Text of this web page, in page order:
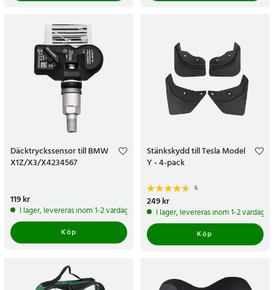
Däcktryckssensor till BMW
X1Z/X3/X4234567
Pris:119 kr
119 kr
I lager, levereras inom 1-2 vardagar
Köp
Stänkskydd till Tesla Model
Y - 4-pack
6
Pris:249 kr
249 kr
I lager, levereras inom 1-2 vardagar
Köp